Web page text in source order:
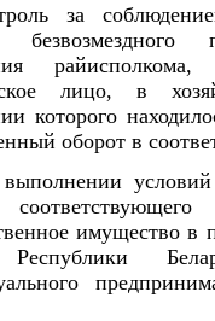
за
безвозмездного
лицо, в
которого
оборот в
условий
соответствующего
имущество в